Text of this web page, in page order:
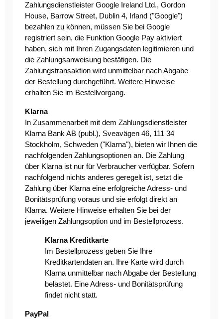
Zahlungsdienstleister Google Ireland Ltd., Gordon
House, Barrow Street, Dublin 4, Irland ("Google")
bezahlen zu können, müssen Sie bei Google
registriert sein, die Funktion Google Pay aktiviert
haben, sich mit Ihren Zugangsdaten legitimieren und
die Zahlungsanweisung bestätigen. Die
Zahlungstransaktion wird unmittelbar nach Abgabe
der Bestellung durchgeführt. Weitere Hinweise
erhalten Sie im Bestellvorgang.
Klarna
In Zusammenarbeit mit dem Zahlungsdienstleister
Klarna Bank AB (publ.), Sveavägen 46, 111 34
Stockholm, Schweden ("Klarna"), bieten wir Ihnen die
nachfolgenden Zahlungsoptionen an. Die Zahlung
über Klarna ist nur für Verbraucher verfügbar. Sofern
nachfolgend nichts anderes geregelt ist, setzt die
Zahlung über Klarna eine erfolgreiche Adress- und
Bonitätsprüfung voraus und sie erfolgt direkt an
Klarna. Weitere Hinweise erhalten Sie bei der
jeweiligen Zahlungsoption und im Bestellprozess.
Klarna Kreditkarte
Im Bestellprozess geben Sie Ihre
Kreditkartendaten an. Ihre Karte wird durch
Klarna unmittelbar nach Abgabe der Bestellung
belastet. Eine Adress- und Bonitätsprüfung
findet nicht statt.
PayPal